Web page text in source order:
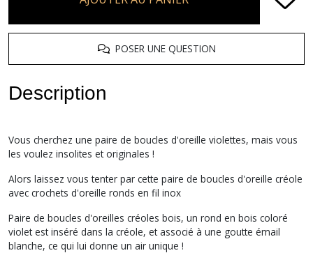
POSER UNE QUESTION
Description
Vous cherchez une paire de boucles d'oreille violettes, mais vous
les voulez insolites et originales !
Alors laissez vous tenter par cette paire de boucles d'oreille créole
avec crochets d'oreille ronds en fil inox
Paire de boucles d'oreilles créoles bois, un rond en bois coloré
violet est inséré dans la créole, et associé à une goutte émail
blanche, ce qui lui donne un air unique !